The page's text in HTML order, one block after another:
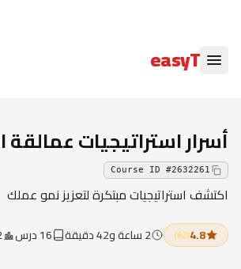
easyT
أسرار استراتيجيات
Course ID #2632261
اكتشف استراتيجيات مبتكرة لتعزيز نمو عملك
4.8
(62) 2 ساعة و42 دقيقة 16 درس 2